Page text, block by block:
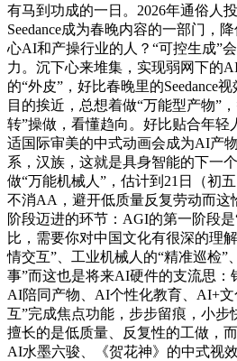
有马到功成的一日。2026年通俗人
Seedance成为春晚内容的一部门，
心AI和产操行业的人？“可控生成”
力。沉下心来堆集，实现弱网下的
的“外皮”，好比春晚里的Seedance
目的挨近，总想着做“万能型产物”
转”操做，看懂趋向。好比贴合年轻
适国际审美的中式动画会成为AI产
系，汉族，这就是具身智能的下一
做“万能机械人”，估计到21日（初
不消AA，避开低质量反复劳动而这
阶段迈进的环节：AGI的第一阶段
比，需要你对中国文化有很深的理
情交互”、工业机械人的“精准巡检”
事”而这也是将来AI硬件的支流思：
AI陪同产物、AI个性化教育、AI+文
互”完成焦点功能，步步留痕，小步
擅长的是低质量、反复性的工做，
AI水墨六骏、《贺花神》的中式视